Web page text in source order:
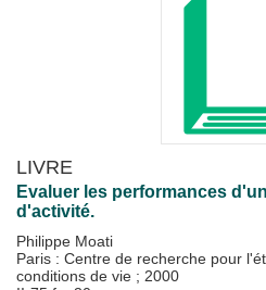
LIVRE
Evaluer les performances
d'activité.
Philippe Moati
Paris : Centre de recherche pour
conditions de vie ; 2000